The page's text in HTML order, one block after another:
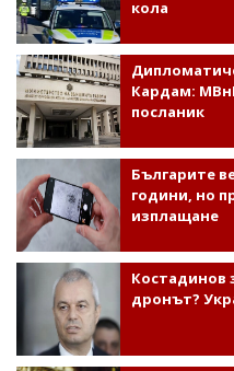
кола
Кардам:
посланик
Българите
години, но
изплащане
Костадинов
дронът?